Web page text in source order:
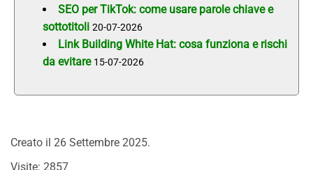
SEO per TikTok: come usare parole chiave e
sottotitoli 20-07-2026
Link Building White Hat: cosa funziona e rischi
da evitare 15-07-2026
Creato il 26 Settembre 2025.
Visite: 2857